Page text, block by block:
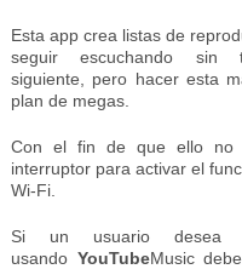
Esta app crea listas de
seguir escuchando
siguiente, pero hacer esta
plan de megas.
Con el fin de que ello
interruptor para activar el
Wi-Fi.
Si un usuario desea
usando YouTubeMusic